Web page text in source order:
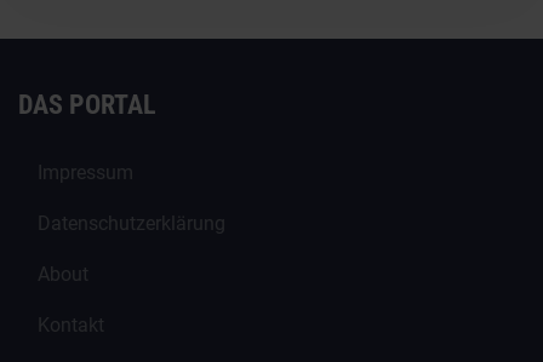
DAS PORTAL
Impressum
Datenschutzerklärung
About
Kontakt